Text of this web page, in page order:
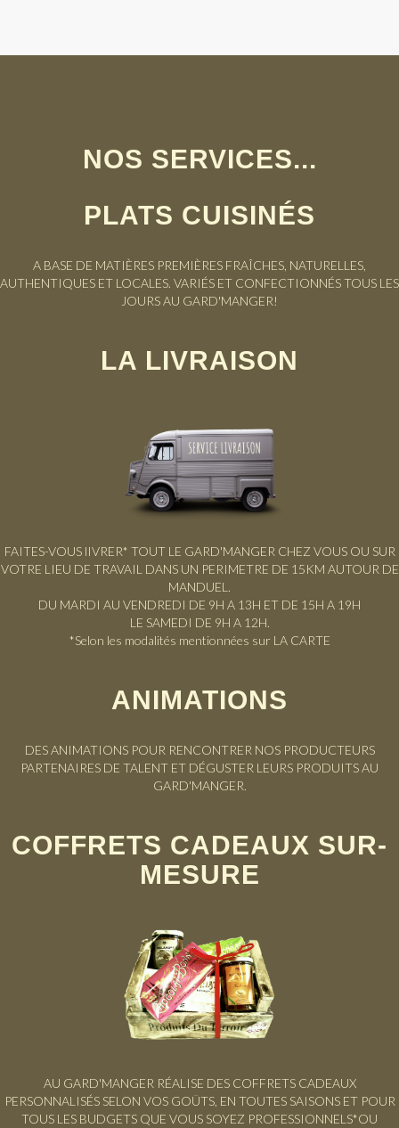
NOS SERVICES...
PLATS CUISINÉS
A BASE DE MATIÈRES PREMIÈRES FRAÎCHES, NATURELLES,
AUTHENTIQUES ET LOCALES. VARIÉS ET CONFECTIONNÉS TOUS LES
JOURS AU GARD'MANGER!
LA LIVRAISON
FAITES-VOUS lIVRER* TOUT LE GARD'MANGER CHEZ VOUS OU SUR
VOTRE LIEU DE TRAVAIL DANS UN PERIMETRE DE 15KM AUTOUR DE
MANDUEL.
DU MARDI AU VENDREDI DE 9H A 13H ET DE 15H A 19H
LE SAMEDI DE 9H A 12H.
*Selon les modalités mentionnées sur LA CARTE
ANIMATIONS
DES ANIMATIONS POUR RENCONTRER NOS PRODUCTEURS
PARTENAIRES DE TALENT ET DÉGUSTER LEURS PRODUITS AU
GARD'MANGER.
COFFRETS CADEAUX SUR-
MESURE
AU GARD'MANGER RÉALISE DES COFFRETS CADEAUX
PERSONNALISÉS SELON VOS GOÛTS, EN TOUTES SAISONS ET POUR
TOUS LES BUDGETS QUE VOUS SOYEZ PROFESSIONNELS*OU